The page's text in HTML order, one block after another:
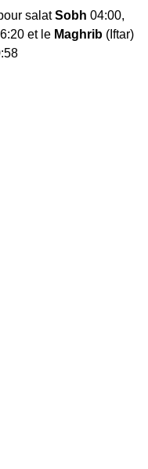
salatSobh 04:00,
et le Maghrib (Iftar)